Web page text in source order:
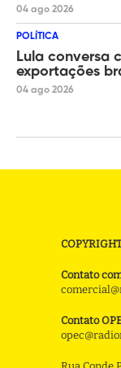
04 ago 2026
POLÍTICA
Lula conversa
exportações
04 ago 2026
Contato
Contato